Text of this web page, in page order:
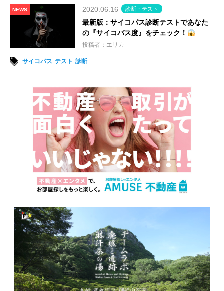
NEWS 2020.06.16 診断・テスト
最新版：サイコパス診断テストであなた
の『サイコパス度』をチェック！
投稿者：エリカ
サイコパス テスト 診断